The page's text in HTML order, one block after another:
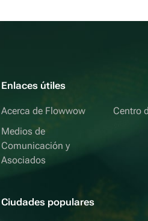
Enlaces útiles
Acerca de Flowwow
Medios de
Comunicación y
Asociados
Centro
Ciudades populares